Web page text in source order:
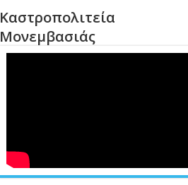
Καστροπολιτεία
Μονεμβασιάς